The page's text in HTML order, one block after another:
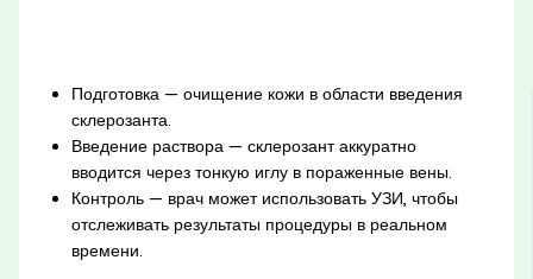
Подготовка — очищение кожи в области введения
склерозанта.
Введение раствора — склерозант аккуратно
вводится через тонкую иглу в пораженные вены.
Контроль — врач может использовать УЗИ, чтобы
отслеживать результаты процедуры в реальном
времени.